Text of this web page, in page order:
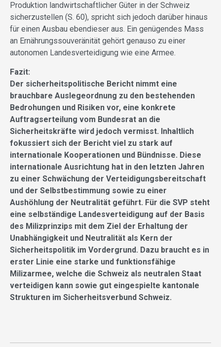
Produktion landwirtschaftlicher Güter in der Schweiz
sicherzustellen (S. 60), spricht sich jedoch darüber hinaus
für einen Ausbau ebendieser aus. Ein genügendes Mass
an Ernährungssouveränität gehört genauso zu einer
autonomen Landesverteidigung wie eine Armee.
Fazit:
Der sicherheitspolitische Bericht nimmt eine
brauchbare Auslegeordnung zu den bestehenden
Bedrohungen und Risiken vor, eine konkrete
Auftragserteilung vom Bundesrat an die
Sicherheitskräfte wird jedoch vermisst. Inhaltlich
fokussiert sich der Bericht viel zu stark auf
internationale Kooperationen und Bündnisse. Diese
internationale Ausrichtung hat in den letzten Jahren
zu einer Schwächung der Verteidigungsbereitschaft
und der Selbstbestimmung sowie zu einer
Aushöhlung der Neutralität geführt. Für die SVP steht
eine selbständige Landesverteidigung auf der Basis
des Milizprinzips mit dem Ziel der Erhaltung der
Unabhängigkeit und Neutralität als Kern der
Sicherheitspolitik im Vordergrund. Dazu braucht es in
erster Linie eine starke und funktionsfähige
Milizarmee, welche die Schweiz als neutralen Staat
verteidigen kann sowie gut eingespielte kantonale
Strukturen im Sicherheitsverbund Schweiz.